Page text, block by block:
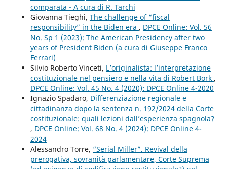
comparata - A cura di R. Tarchi
Giovanna Tieghi, The challenge of “fiscal
responsibility” in the Biden era , DPCE Online: Vol. 56
No. Sp 1 (2023): The American Presidency after two
years of President Biden (a cura di Giuseppe Franco
Ferrari)
Silvio Roberto Vinceti, L’originalista: l’interpretazione
costituzionale nel pensiero e nella vita di Robert Bork ,
DPCE Online: Vol. 45 No. 4 (2020): DPCE Online 4-2020
Ignazio Spadaro, Differenziazione regionale e
cittadinanza dopo la sentenza n. 192/2024 della Corte
costituzionale: quali lezioni dall’esperienza spagnola?
, DPCE Online: Vol. 68 No. 4 (2024): DPCE Online 4-
2024
Alessandro Torre, “Serial Miller”. Revival della
prerogativa, sovranità parlamentare, Corte Suprema